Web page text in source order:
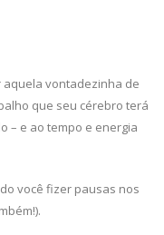
vontadezinha de
que seu cérebro terá
– e ao tempo e energia
você fizer pausas nos